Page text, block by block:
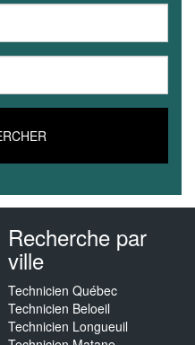
Recherche par
ville
Technicien Québec
Technicien Beloeil
Technicien Longueuil